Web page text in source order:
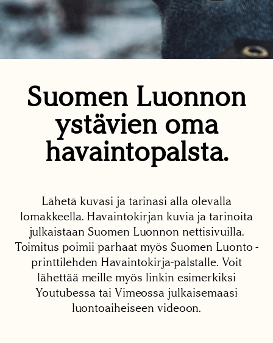
Suomen Luonnon
ystävien oma
havaintopalsta.
Lähetä kuvasi ja tarinasi alla olevalla
lomakkeella. Havaintokirjan kuvia ja tarinoita
julkaistaan Suomen Luonnon nettisivuilla.
Toimitus poimii parhaat myös Suomen Luonto -
printtilehden Havaintokirja-palstalle. Voit
lähettää meille myös linkin esimerkiksi
Youtubessa tai Vimeossa julkaisemaasi
luontoaiheiseen videoon.